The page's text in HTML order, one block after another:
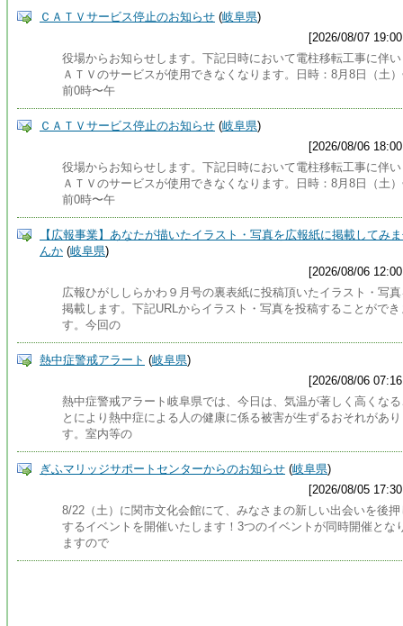
ＣＡＴＶサービス停止のお知らせ (岐阜県)
[2026/08/07
役場からお知らせします。下記日時において電柱移転工事に伴
ＡＴＶのサービスが使用できなくなります。日時：8月8日（土
前0時〜午
ＣＡＴＶサービス停止のお知らせ (岐阜県)
[2026/08/06
役場からお知らせします。下記日時において電柱移転工事に伴
ＡＴＶのサービスが使用できなくなります。日時：8月8日（土
前0時〜午
【広報事業】あなたが描いたイラスト・写真を広報紙に掲載してみ
んか (岐阜県)
[2026/08/06
広報ひがししらかわ９月号の裏表紙に投稿頂いたイラスト・写
掲載します。下記URLからイラスト・写真を投稿することができ
す。今回の
熱中症警戒アラート (岐阜県)
[2026/08/06
熱中症警戒アラート岐阜県では、今日は、気温が著しく高くな
とにより熱中症による人の健康に係る被害が生ずるおそれがあ
す。室内等の
ぎふマリッジサポートセンターからのお知らせ (岐阜県)
[2026/08/05
8/22（土）に関市文化会館にて、みなさまの新しい出会いを後押
するイベントを開催いたします！3つのイベントが同時開催とな
ますので